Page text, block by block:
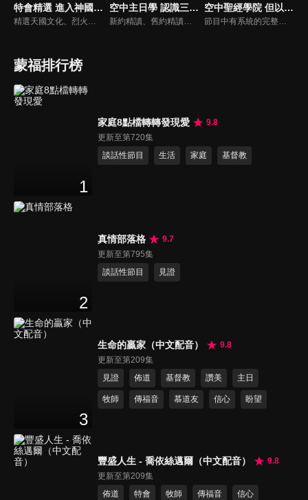
特會精選 進入神國的豐盛
精選天國文化、烈火特會、超自然大能與使徒性教會等特會，幫助我們更加明白神的心意，好讓我們的生命能走在神的道路上進入命定。
空中主日學 認識三一上帝
新約精讀、舊約精讀、門徒造就、神學與教會歷史等主題系列，全方位裝備基督徒生命，教師與牧師精闢解析，幫助您更加明白聖經真理，走進神的心意。
空中聖經學院 但以理書
節目中有系統的完整講解聖經真理，邀請受過解經講道訓練的老師，按著正意分解真理的道，帶領弟兄姊妹更深的了解聖經的浩瀚與偉大。
蒙福排行榜
1
家庭8點檔轉轉發現愛
9.8
更新至第720集
談話性節目
生活 家庭 基督教
2
真情部落格
9.7
更新至第795集
談話性節目
見證
3
生命的贏家（中文配音）
9.8
更新至第209集
見證
佈道 基督教 讚美 主日
牧師 傳福音 慕道友 信心 盼望
豐盛人生 - 喬依絲邁爾（中文配音）
9.8
更新至第209集
佈道
特會 牧師 傳福音 信心